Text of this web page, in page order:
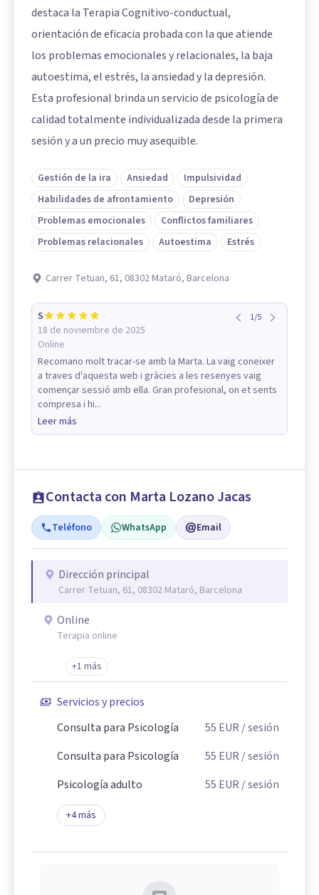
destaca la Terapia Cognitivo-conductual,
orientación de eficacia probada con la que atiende
los problemas emocionales y relacionales, la baja
autoestima, el estrés, la ansiedad y la depresión.
Esta profesional brinda un servicio de psicología de
calidad totalmente individualizada desde la primera
sesión y a un precio muy asequible.
Gestión de la ira Ansiedad
Impulsividad
Habilidades de afrontamiento
Depresión
Problemas emocionales
Conflictos familiares
Problemas relacionales
Autoestima Estrés
Carrer Tetuan, 61, 08302 Mataró, Barcelona
S
18 de noviembre de 2025
Online
1/5
Recomano molt tracar-se amb la Marta. La vaig coneixer
a traves d'aquesta web i gràcies a les resenyes vaig
començar sessió amb ella. Gran profesional, on et sents
compresa i hi...
Leer más
Contacta con Marta Lozano Jacas
Teléfono WhatsApp Email
Dirección principal
Carrer Tetuan, 61, 08302 Mataró, Barcelona
Online
Terapia online
+1 más
Servicios y precios
Consulta para Psicología
55 EUR / sesión
Consulta para Psicología
55 EUR / sesión
Psicología adulto
55 EUR / sesión
+4más